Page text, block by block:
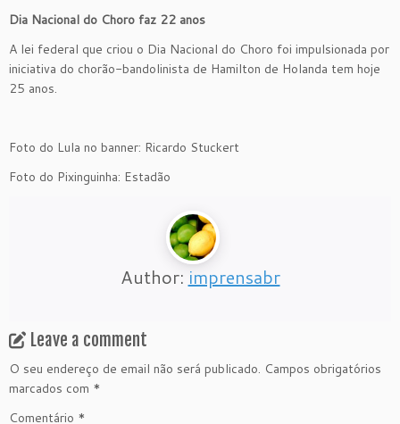
Dia Nacional do Choro faz 22 anos
A lei federal que criou o Dia Nacional do Choro foi impulsionada por
iniciativa do chorão-bandolinista de Hamilton de Holanda tem hoje
25 anos.
Foto do Lula no banner: Ricardo Stuckert
Foto do Pixinguinha: Estadão
Author: imprensabr
Leave a comment
O seu endereço de email não será publicado. Campos obrigatórios
marcados com *
Comentário *